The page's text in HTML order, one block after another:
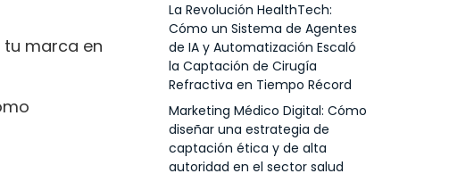
marca en
La Revolución HealthTech:
Cómo un Sistema de Agentes
de IA y Automatización Escaló
la Captación de Cirugía
Refractiva en Tiempo Récord
Marketing Médico Digital: Cómo
diseñar una estrategia de
captación ética y de alta
autoridad en el sector salud